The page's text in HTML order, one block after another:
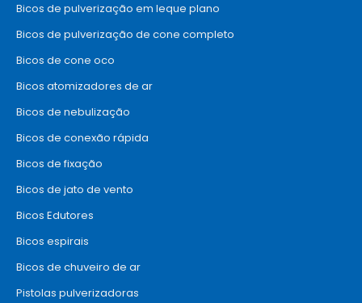
Bicos de pulverização em leque plano
Bicos de pulverização de cone completo
Bicos de cone oco
Bicos atomizadores de ar
Bicos de nebulização
Bicos de conexão rápida
Bicos de fixação
Bicos de jato de vento
Bicos Edutores
Bicos espirais
Bicos de chuveiro de ar
Pistolas pulverizadoras